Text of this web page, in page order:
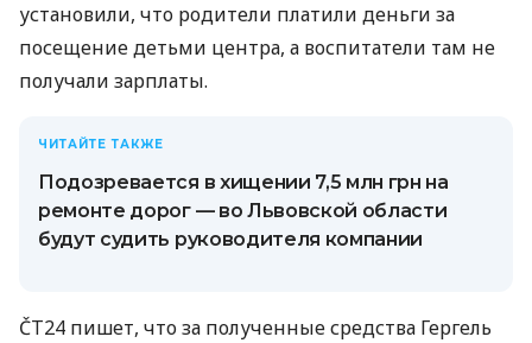
установили, что родители платили деньги за
посещение детьми центра, а воспитатели там не
получали зарплаты.
ЧИТАЙТЕ ТАКЖЕ
Подозревается в хищении 7,5 млн грн на
ремонте дорог — во Львовской области
будут судить руководителя компании
ČT24 пишет, что за полученные средства Гергель